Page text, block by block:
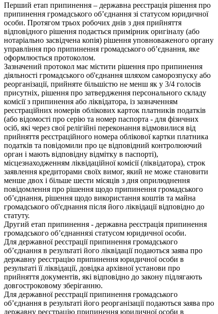
Перший етап припинення – державна реєстрація рішення про
припинення громадського об’єднання зі статусом юридичної
особи. Протягом трьох робочих днів з дня прийняття
відповідного рішення подається примірник оригіналу (або
нотаріально засвідчена копія) рішення уповноваженого органу
управління про припинення громадського об’єднання, яке
оформлюється протоколом.
Зазначений протокол має містити рішення про припинення
діяльності громадського об'єднання шляхом саморозпуску або
реорганізації, прийняте більшістю не менш як у 3/4 голосів
присутніх, рішення про затвердження персонального складу
комісії з припинення або ліквідатора, із зазначенням
реєстраційних номерів облікових карток платників податків
(або відомості про серію та номер паспорта - для фізичних
осіб, які через свої релігійні переконання відмовилися від
прийняття реєстраційного номера облікової картки платника
податків та повідомили про це відповідний контролюючий
орган і мають відповідну відмітку в паспорті),
місцезнаходженням ліквідаційної комісії (ліквідатора), строк
заявлення кредиторами своїх вимог, який не може становити
менше двох і більше шести місяців з дня оприлюднення
повідомлення про рішення щодо припинення громадського
об’єднання, рішення щодо використання коштів та майна
громадського об'єднання після його ліквідації відповідно до
статуту.
Другий етап припинення - державна реєстрація припинення
громадського об’єднаннязі статусом юридичної особи.
Для державної реєстрації припинення громадського
об’єднання в результаті його ліквідації подаються заява про
державну реєстрацію припинення юридичної особи в
результаті її ліквідації, довідка архівної установи про
прийняття документів, які відповідно до закону підлягають
довгостроковому зберіганню.
Для державної реєстрації припинення громадського
об’єднання в результаті його реорганізації подаються заява про
державну реєстрацію припинення юридичної особи в